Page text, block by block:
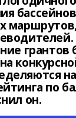
грантов
по
он.